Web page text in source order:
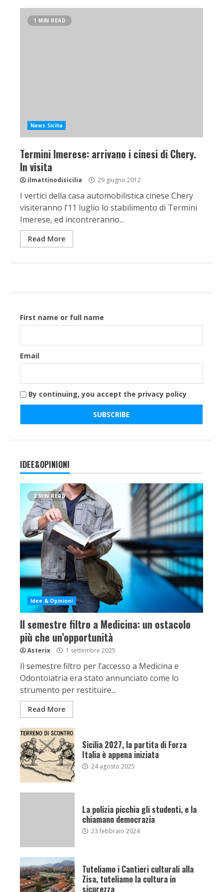
1 MIN READ
News Sicilia
Termini Imerese: arrivano i cinesi di Chery.
In visita
ilmattinodisicilia 29 giugno 2012
I vertici della casa automobilistica cinese Chery
visiteranno l’11 luglio lo stabilimento di Termini
Imerese, ed incontreranno...
Read More
First name or full name
Email
By continuing, you accept the privacy policy
IDEE&OPINIONI
2 MIN READ
Idee & Opinioni
Il semestre filtro a Medicina: un ostacolo
più che un’opportunità
Asterix 1 settembre 2025
Il semestre filtro per l’accesso a Medicina e
Odontoiatria era stato annunciato come lo
strumento per restituire...
Read More
Sicilia 2027, la partita di Forza
Italia è appena iniziata
24 agosto 2025
La polizia picchia gli studenti, e la
chiamano democrazia
23 febbraio 2024
Tuteliamo i Cantieri culturali alla
Zisa, tuteliamo la cultura in
sicurezza